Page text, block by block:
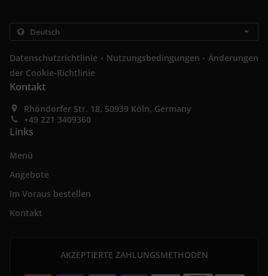
Datenschutzrichtlinie . Nutzungsbedingungen . Änderungen
der Cookie-Richtlinie
Kontakt
Rhöndorfer Str. 18, 50939 Köln, Germany
+49 221 3409360
Links
Menü
Angebote
Im Voraus bestellen
Kontakt
AKZEPTIERTE ZAHLUNGSMETHODEN